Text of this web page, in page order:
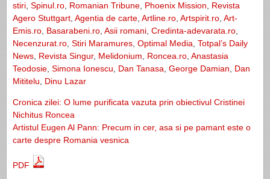
stiri, Spinul.ro, Romanian Tribune, Phoenix Mission, Revista
Agero Stuttgart, Agentia de carte, Artline.ro, Artspirit.ro, Art-
Emis.ro, Basarabeni.ro, Asii romani, Credinta-adevarata.ro,
Necenzurat.ro, Stiri Maramures, Optimal Media, Totpal’s Daily
News, Revista Singur, Melidonium, Roncea.ro, Anastasia
Teodosie, Simona Ionescu, Dan Tanasa, George Damian, Dan
Mititelu, Dinu Lazar
Cronica zilei: O lume purificata vazuta prin obiectivul Cristinei
Nichitus Roncea
Artistul Eugen Al Pann: Precum in cer, asa si pe pamant este o
carte despre Romania vesnica
PDF